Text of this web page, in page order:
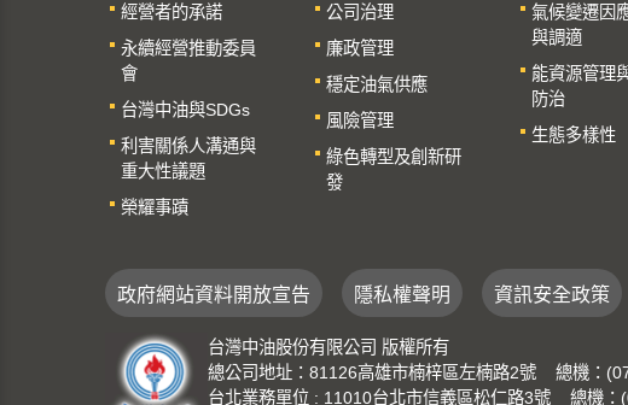
經營者的承諾
永續經營推動委員
會
台灣中油與SDGs
利害關係人溝通與
重大性議題
榮耀事蹟
公司治理
廉政管理
穩定油氣供應
風險管理
綠色轉型及創新研
發
氣候變遷因
與調適
能資源管理
防治
生態多樣性
政府網站資料開放宣告 隱私權聲明 資訊安全政策
台灣中油股份有限公司 版權所有
總公司地址：81126高雄市楠梓區左楠路2號 總機：
台北業務單位 : 11010台北市信義區松仁路3號 總機